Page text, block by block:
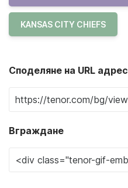
KANSAS CITY CHIEFS
Споделяне на URL адрес
Вграждане